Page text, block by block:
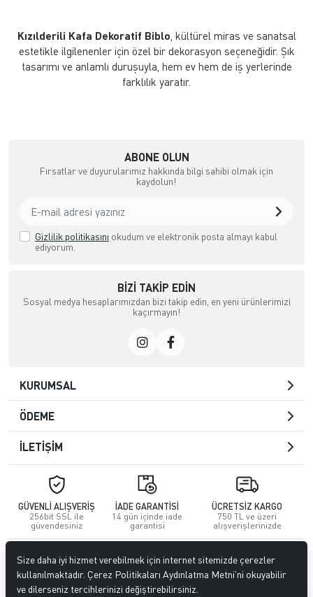
Kızılderili Kafa Dekoratif Biblo , kültürel miras ve sanatsal
estetikle ilgilenenler için özel bir dekorasyon seçeneğidir. Şık
tasarımı ve anlamlı duruşuyla, hem ev hem de iş yerlerinde
farklılık yaratır.
ABONE OLUN
Fırsatlar ve duyurularımız hakkında bilgi sahibi olmak için
kaydolun!
Gizlilik politikasını okudum ve elektronik posta almayı kabul
ediyorum.
BIZI TAKIP EDIN
Sosyal medya hesaplarımızdan bizi takip edin, en yeni ürünlerimizi
kaçırmayın!
KURUMSAL
ÖDEME
İLETİŞİM
GÜVENLİ ALIŞVERİŞ
256bit SSL ile
güvendesiniz
İADE GARANTİSİ
14 gün içinde iade
garantisi
ÜCRETSİZ KARGO
750 TL ve üzeri
alışverişlerinizde
ŞİRKETİ. Tüm hakları saklıdır.
Size daha iyi hizmet verebilmek için internet sitemizde çerezler
kullanılmaktadır. Çerez Politikaları Aydınlatma Metni’ni okuyabilir
ve dilerseniz tercihlerinizi değiştirebilirsiniz.